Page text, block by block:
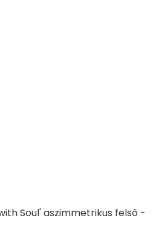
Soul' aszimmetrikus felső -